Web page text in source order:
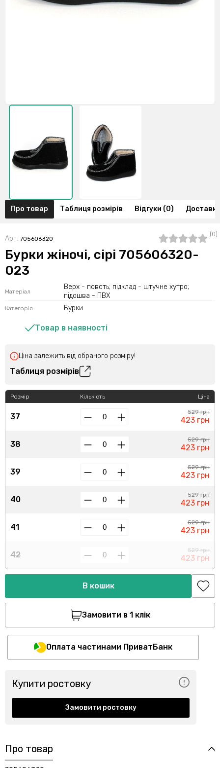
Про товар Таблиця розмірів Відгуки (0)
Арт. 705606320
(0)
Бурки жіночі, сірі 705606320-
023
Матеріал
Верх - повсть; підклад - штучне хутро;
підошва - ПВХ
Категорія: Бурки
Товар в наявності
Ціна залежить від обраного розміру!
Таблиця розмірів
Розмір
37
38
39
40
41
42
Кількість Ціна
529 грн
423 грн
529 грн
423 грн
529 грн
423 грн
529 грн
423 грн
529 грн
423 грн
529 грн
423 грн
В кошик
Замовити в 1 клік
Оплата частинами ПриватБанк
Купити ростовку
Замовити ростовку
Про товар